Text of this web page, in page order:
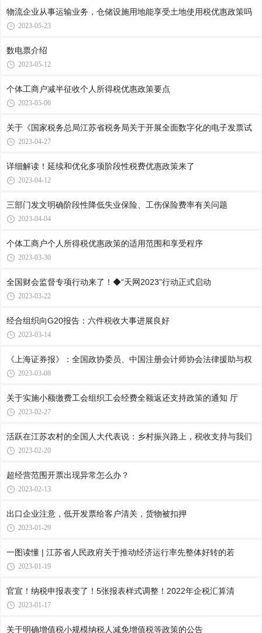
物流企业从事运输业务，仓储设施用地能享受土地使用税优惠政策吗
2023-05-23
数电票介绍
2023-05-12
个体工商户减半征收个人所得税优惠政策要点
2023-05-06
关于《国家税务总局江苏省税务局关于开展全面数字化的电子发票试
2023-04-27
详细解读！延续和优化多项阶段性税费优惠政策来了
2023-04-12
三部门发文明确阶段性降低失业保险、工伤保险费率有关问题
2023-04-04
个体工商户个人所得税优惠政策的适用范围和享受程序
2023-03-30
全国财会监督专项行动来了！◆“天网2023”行动正式启动
2023-03-22
经合组织向G20报告：六件税收大事进展良好
2023-03-14
《上海证券报》：全国政协委员、中国注册会计师协会法律援助与权
2023-03-08
关于实施小额缴费工会组织工会经费全额返还支持政策的通知 厅
2023-02-27
活跃在江苏农村的全国人大代表说：乡村振兴路上，税收支持与我们
2023-02-20
超经营范围开票出现异常怎么办？
2023-02-13
出口企业注意，低开发票给客户清关，货物被扣押
2023-01-29
一图读懂 | 江苏省人民政府关于推动经济运行率先整体好转的若
2023-01-19
官宣！纳税申报表变了！5张报表样式调整！2022年企税汇算清
2023-01-17
关于明确增值税小规模纳税人减免增值税等政策的公告